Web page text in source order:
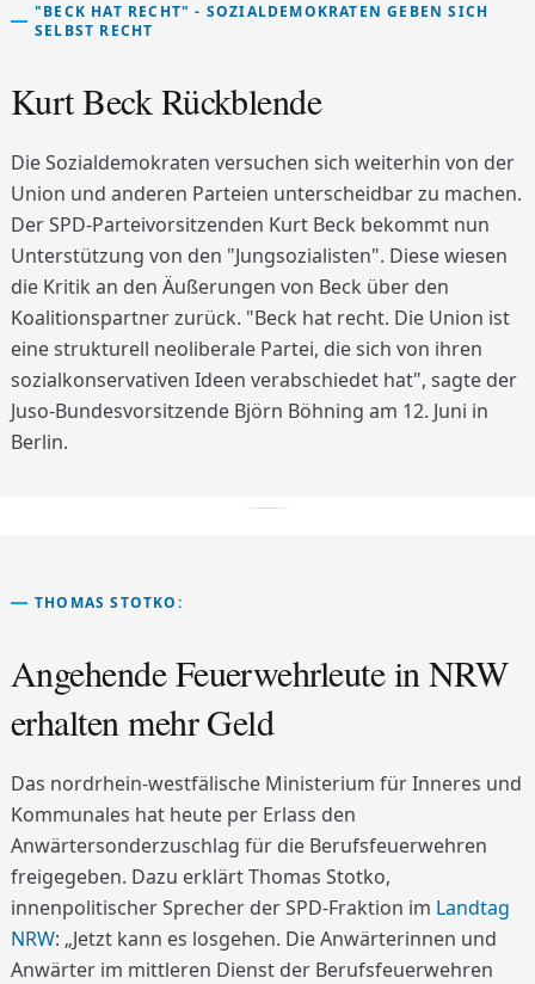
"BECK HAT RECHT" - SOZIALDEMOKRATEN GEBEN SICH
SELBST RECHT
Kurt Beck Rückblende
Die Sozialdemokraten versuchen sich weiterhin von der
Union und anderen Parteien unterscheidbar zu machen.
Der SPD-Parteivorsitzenden Kurt Beck bekommt nun
Unterstützung von den "Jungsozialisten". Diese wiesen
die Kritik an den Äußerungen von Beck über den
Koalitionspartner zurück. "Beck hat recht. Die Union ist
eine strukturell neoliberale Partei, die sich von ihren
sozialkonservativen Ideen verabschiedet hat", sagte der
Juso-Bundesvorsitzende Björn Böhning am 12. Juni in
Berlin.
THOMAS STOTKO:
Angehende Feuerwehrleute in NRW
erhalten mehr Geld
Das nordrhein-westfälische Ministerium für Inneres und
Kommunales hat heute per Erlass den
Anwärtersonderzuschlag für die Berufsfeuerwehren
freigegeben. Dazu erklärt Thomas Stotko,
innenpolitischer Sprecher der SPD-Fraktion im Landtag
NRW: „Jetzt kann es losgehen. Die Anwärterinnen und
Anwärter im mittleren Dienst der Berufsfeuerwehren